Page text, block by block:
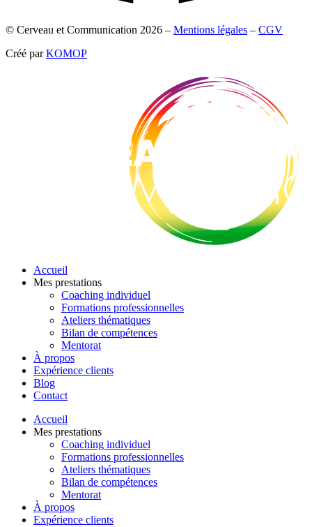
© Cerveau et Communication 2026 – Mentions légales – CGV
Créé parKOMOP
Accueil
Mes prestations
Coaching individuel
Formations professionnelles
Ateliers thématiques
Bilan de compétences
Mentorat
À propos
Expérience clients
Blog
Contact
Accueil
Mes prestations
Coaching individuel
Formations professionnelles
Ateliers thématiques
Bilan de compétences
Mentorat
À propos
Expérience clients